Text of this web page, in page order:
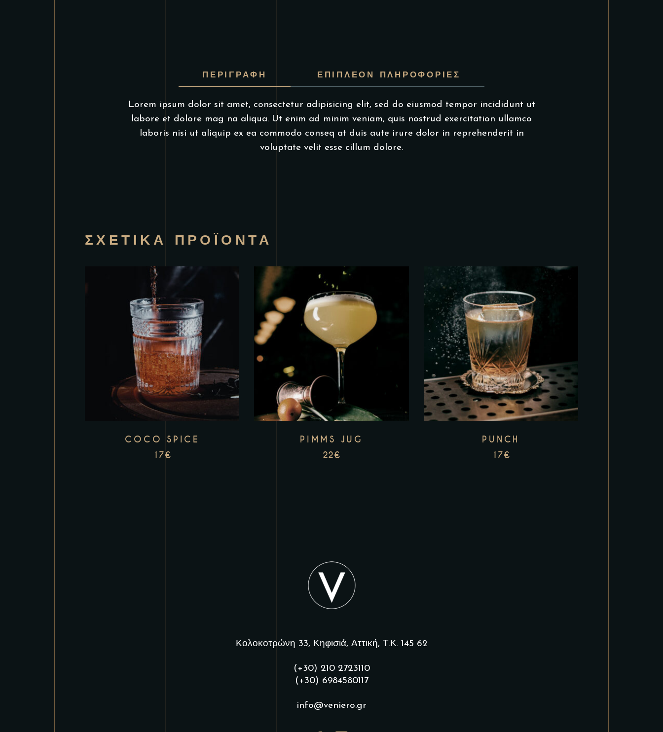
ΠΕΡΙΓΡΑΦΉ ΕΠΙΠΛΈΟΝ ΠΛΗΡΟΦΟΡΊΕΣ
Lorem ipsum dolor sit amet, consectetur adipisicing elit, sed do eiusmod tempor incididunt ut
labore et dolore mag na aliqua. Ut enim ad minim veniam, quis nostrud exercitation ullamco
laboris nisi ut aliquip ex ea commodo conseq at duis aute irure dolor in reprehenderit in
voluptate velit esse cillum dolore.
ΣΧΕΤΙΚΆ ΠΡΟΪΌΝΤΑ
COCO SPICE
17€
PIMMS JUG
22€
PUNCH
17€
Κολοκοτρώνη 33, Κηφισιά, Αττική, Τ.Κ. 145 62
(+30) 210 2723110
(+30) 6984580117
info@veniero.gr